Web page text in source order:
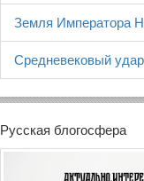
Земля Императора
Средневековый
Русская блогосфера